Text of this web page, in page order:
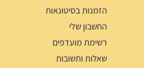
הזמנות בסיטונאות
החשבון שלי
רשימת מועדפים
שאלות ותשובות